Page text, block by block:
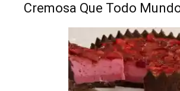
Cremosa Que Todo